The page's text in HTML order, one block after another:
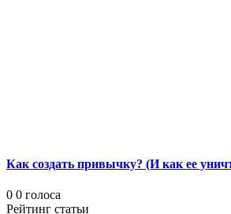
Как создать привычку? (И как ее
0 0 голоса
Рейтинг статьи